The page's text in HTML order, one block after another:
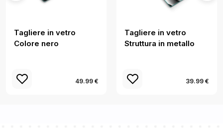
Tagliere in vetro
Colore nero
49.99 €
Tagliere in vetro
Struttura in metallo
39.99 €